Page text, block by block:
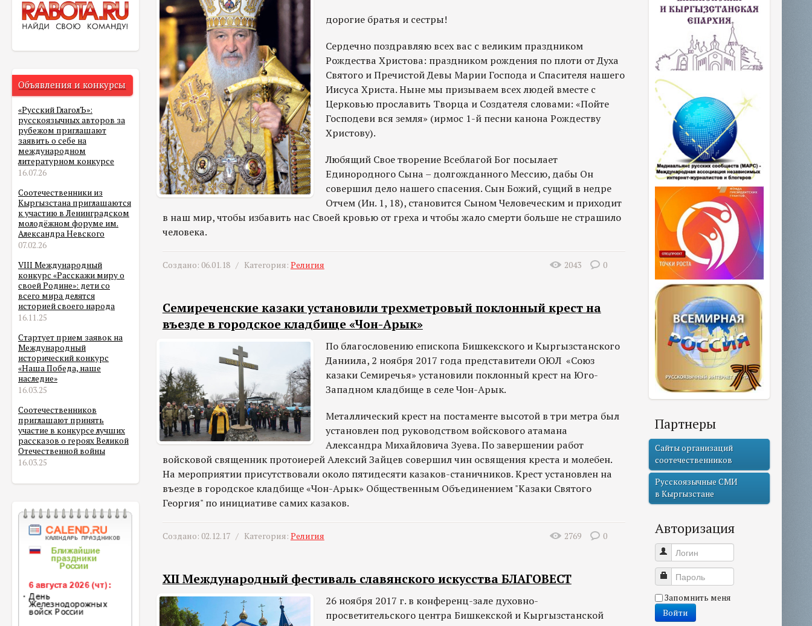
Объявления и конкурсы
«Русский ГлаголЪ»:
русскоязычных авторов за
рубежом приглашают
заявить о себе на
международном
литературном конкурсе
16.07.26
Соотечественники из
Кыргызстана приглашаются
к участию в Ленинградском
молодёжном форуме им.
Александра Невского
07.02.26
VIII Международный
конкурс «Расскажи миру о
своей Родине»: дети со
всего мира делятся
историей своего народа
16.11.25
Стартует прием заявок на
Международный
исторический конкурс
«Наша Победа, наше
наследие»
16.03.25
Соотечественников
приглашают принять
участие в конкурсе лучших
рассказов о героях Великой
Отечественной войны
16.03.25
дорогие братья и сестры!
Сердечно поздравляю всех вас с великим праздником
Рождества Христова: праздником рождения по плоти от Духа
Святого и Пречистой Девы Марии Господа и Спасителя нашего
Иисуса Христа. Ныне мы призываем всех людей вместе с
Церковью прославить Творца и Создателя словами: «Пойте
Господеви вся земля» (ирмос 1-й песни канона Рождеству
Христову).
Любящий Свое творение Всеблагой Бог посылает
Единородного Сына – долгожданного Мессию, дабы Он
совершил дело нашего спасения. Сын Божий, сущий в недре
Отчем (Ин. 1, 18), становится Сыном Человеческим и приходит
в наш мир, чтобы избавить нас Своей кровью от греха и чтобы жало смерти больше не страшило
человека.
Создано: 06.01.18 / Категория: Религия 2043 0
Семиреченские казаки установили трехметровый поклонный крест на
въезде в городское кладбище «Чон-Арык»
По благословению епископа Бишкекского и Кыргызстанского
Даниила, 2 ноября 2017 года представители ОЮЛ «Союз
казаки Семиречья» установили поклонный крест на Юго-
Западном кладбище в селе Чон-Арык.
Металлический крест на постаменте высотой в три метра был
установлен под руководством войскового атамана
Александра Михайловича Зуева. По завершении работ
войсковой священник протоиерей Алексий Зайцев совершил чин освящения креста и молебен.
На мероприятии присутствовали около пятидесяти казаков-станичников. Крест установлен на
въезде в городское кладбище «Чон-Арык» Общественным Объединением "Казаки Святого
Георгия" по инициативе самих казаков.
Создано: 02.12.17 / Категория: Религия 2769 0
XII Международный фестиваль славянского искусства БЛАГОВЕСТ
26 ноября 2017 г. в конференц-зале духовно-
просветительского центра Бишкекской и Кыргызстанской
Партнеры
Сайты организаций
соотечественников
Русскоязычные СМИ
в Кыргызстане
Авторизация
Логин
Пароль
Запомнить меня
Войти